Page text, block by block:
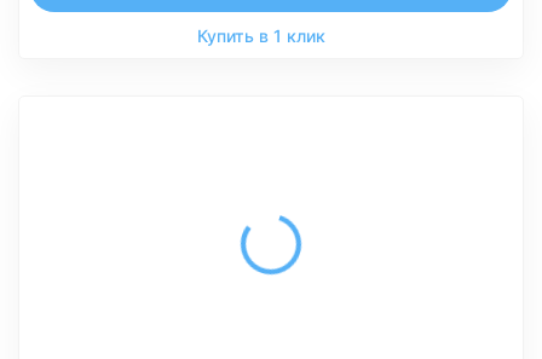
Купить в 1 клик